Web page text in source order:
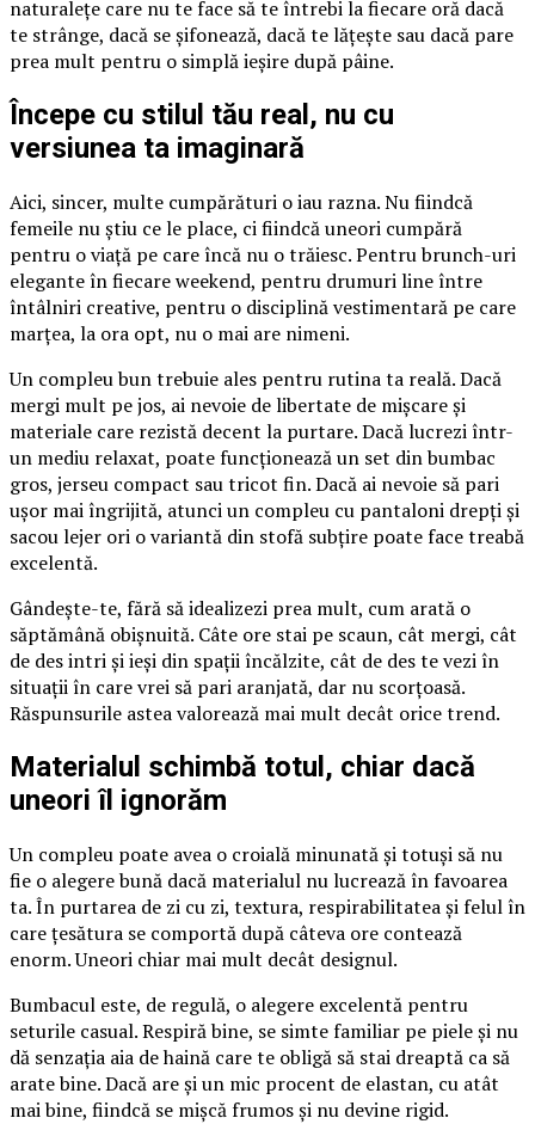
naturalețe care nu te face să te întrebi la fiecare oră dacă
te strânge, dacă se șifonează, dacă te lățește sau dacă pare
prea mult pentru o simplă ieșire după pâine.
Începe cu stilul tău real, nu cu
versiunea ta imaginară
Aici, sincer, multe cumpărături o iau razna. Nu fiindcă
femeile nu știu ce le place, ci fiindcă uneori cumpără
pentru o viață pe care încă nu o trăiesc. Pentru brunch-uri
elegante în fiecare weekend, pentru drumuri line între
întâlniri creative, pentru o disciplină vestimentară pe care
marțea, la ora opt, nu o mai are nimeni.
Un compleu bun trebuie ales pentru rutina ta reală. Dacă
mergi mult pe jos, ai nevoie de libertate de mișcare și
materiale care rezistă decent la purtare. Dacă lucrezi într-
un mediu relaxat, poate funcționează un set din bumbac
gros, jerseu compact sau tricot fin. Dacă ai nevoie să pari
ușor mai îngrijită, atunci un compleu cu pantaloni drepți și
sacou lejer ori o variantă din stofă subțire poate face treabă
excelentă.
Gândește-te, fără să idealizezi prea mult, cum arată o
săptămână obișnuită. Câte ore stai pe scaun, cât mergi, cât
de des intri și ieși din spații încălzite, cât de des te vezi în
situații în care vrei să pari aranjată, dar nu scorțoasă.
Răspunsurile astea valorează mai mult decât orice trend.
Materialul schimbă totul, chiar dacă
uneori îl ignorăm
Un compleu poate avea o croială minunată și totuși să nu
fie o alegere bună dacă materialul nu lucrează în favoarea
ta. În purtarea de zi cu zi, textura, respirabilitatea și felul în
care țesătura se comportă după câteva ore contează
enorm. Uneori chiar mai mult decât designul.
Bumbacul este, de regulă, o alegere excelentă pentru
seturile casual. Respiră bine, se simte familiar pe piele și nu
dă senzația aia de haină care te obligă să stai dreaptă ca să
arate bine. Dacă are și un mic procent de elastan, cu atât
mai bine, fiindcă se mișcă frumos și nu devine rigid.